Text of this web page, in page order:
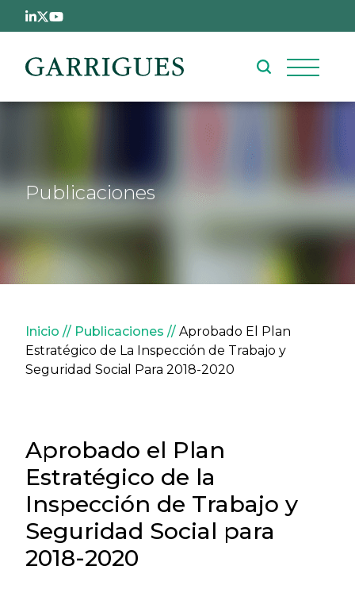
Pasar al contenido principal
Publicaciones
Sobrescribir enlaces de
Inicio Publicaciones
Aprobado El Plan
Estratégico de La Inspección de Trabajo y
Seguridad Social Para 2018-2020
Aprobado el Plan
Estratégico de la
Inspección de Trabajo y
Seguridad Social para
2018-2020